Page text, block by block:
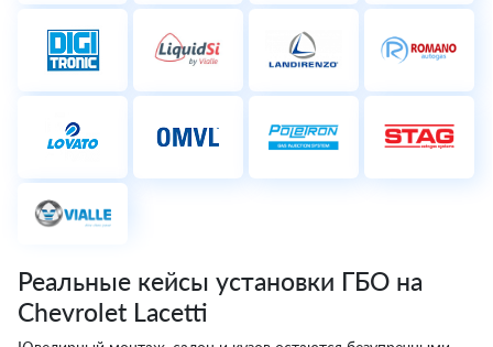
Реальные кейсы установки ГБО на
Chevrolet Lacetti